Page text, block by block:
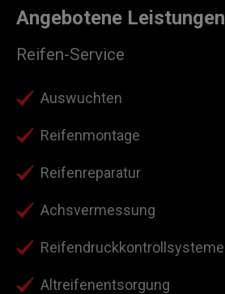
Angebotene Leistungen
Reifen-Service
Auswuchten
Reifenmontage
Reifenreparatur
Achsvermessung
Reifendruckkontrollsysteme
Altreifenentsorgung